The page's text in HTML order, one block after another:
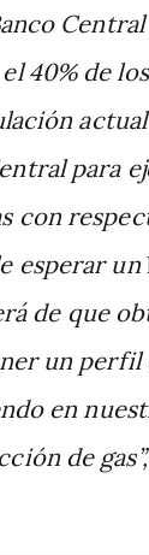
40% de
para
con
esperar un
de que
un perfil
en
de gas”,